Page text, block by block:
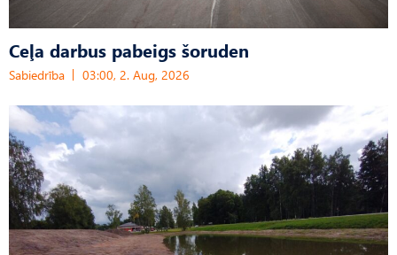
Ceļa darbus pabeigs šoruden
Sabiedrība 03:00, 2. Aug, 2026